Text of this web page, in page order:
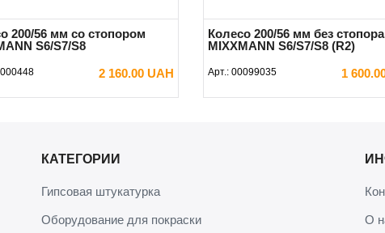
200/56 мм со стопором
S6/S7/S8
2 160.00 UAH
В КОРЗИНУ
Колесо 200/56 мм без стопора
MIXXMANN S6/S7/S8 (R2)
Арт.: 00099035 1
В КОРЗИНУ
КАТЕГОРИИ
Гипсовая штукатурка
Оборудование для покраски О